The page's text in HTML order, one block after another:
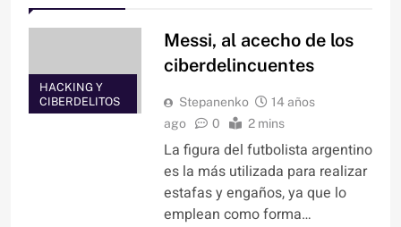
HACKING Y
CIBERDELITOS
Messi, al acecho de los
ciberdelincuentes
Stepanenko
14 años
ago
0 2 mins
La figura del futbolista argentino
es la más utilizada para realizar
estafas y engaños, ya que lo
emplean como forma…